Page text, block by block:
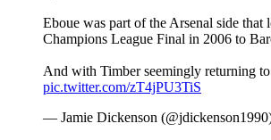
Eboue was part of the Arsenal side that
Champions League Final in 2006 to
And with Timber seemingly returning
pic.twitter.com/zT4jPU3TiS
— Jamie Dickenson